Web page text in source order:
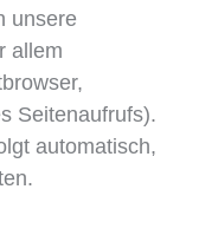
unsere
allem
Seitenaufrufs).
automatisch,